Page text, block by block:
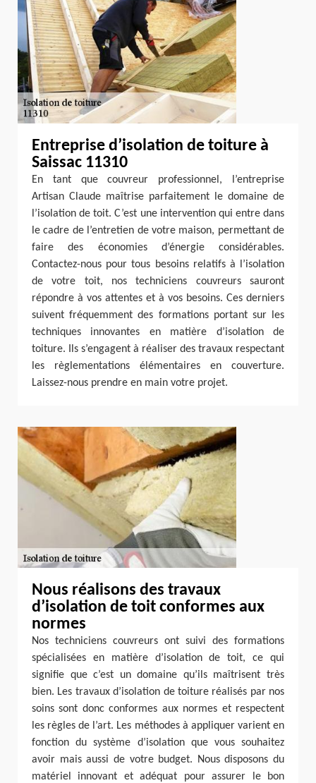
Entreprise d’isolation de toiture à
Saissac 11310
En tant que couvreur professionnel, l’entreprise
Artisan Claude maîtrise parfaitement le domaine de
l’isolation de toit. C’est une intervention qui entre dans
le cadre de l’entretien de votre maison, permettant de
faire des économies d’énergie considérables.
Contactez-nous pour tous besoins relatifs à l’isolation
de votre toit, nos techniciens couvreurs sauront
répondre à vos attentes et à vos besoins. Ces derniers
suivent fréquemment des formations portant sur les
techniques innovantes en matière d’isolation de
toiture. Ils s’engagent à réaliser des travaux respectant
les règlementations élémentaires en couverture.
Laissez-nous prendre en main votre projet.
Nous réalisons des travaux
d’isolation de toit conformes aux
normes
Nos techniciens couvreurs ont suivi des formations
spécialisées en matière d’isolation de toit, ce qui
signifie que c’est un domaine qu’ils maîtrisent très
bien. Les travaux d’isolation de toiture réalisés par nos
soins sont donc conformes aux normes et respectent
les règles de l’art. Les méthodes à appliquer varient en
fonction du système d’isolation que vous souhaitez
avoir mais aussi de votre budget. Nous disposons du
matériel innovant et adéquat pour assurer le bon